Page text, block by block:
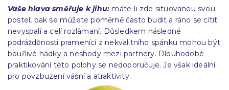
Vaše hlava směřuje k jihu: máte-li zde situovanou svou
postel, pak se můžete poměrně často budit a ráno se cítit
nevyspalí a celí rozlámaní. Důsledkem následné
podrážděnosti pramenící z nekvalitního spánku mohou být
bouřlivé hádky a neshody mezi partnery. Dlouhodobé
praktikování této polohy se nedoporučuje. Je však ideální
pro povzbuzení vášní a atraktivity.